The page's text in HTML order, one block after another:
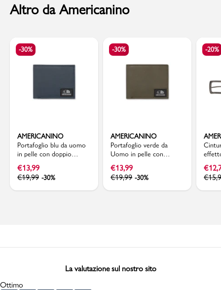
Altro da Americanino
-30%
AMERICANINO
Portafoglio blu da uomo
in pelle con doppio
€13,99
€19,99 -30%
-30%
AMERICANINO
Portafoglio verde da
Uomo in pelle con
doppio scomparto
Americanino
€13,99
€19,99 -30%
-20%
€
€
La valutazione sul nostro sito
Ottimo